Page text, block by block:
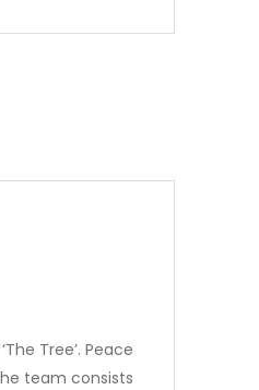
Tree’. Peace
team consists